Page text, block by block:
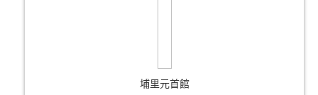
埔里元首館